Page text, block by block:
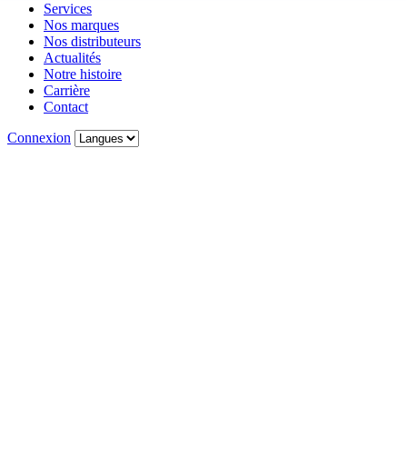
Services
Nos marques
Nos distributeurs
Actualités
Notre histoire
Carrière
Contact
Connexion